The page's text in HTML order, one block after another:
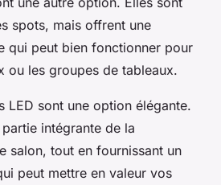
spots, mais offrent une
qui peut bien fonctionner pour
ou les groupes de tableaux.
LED sont une option élégante.
intégrante de la
salon, tout en fournissant un
peut mettre en valeur vos